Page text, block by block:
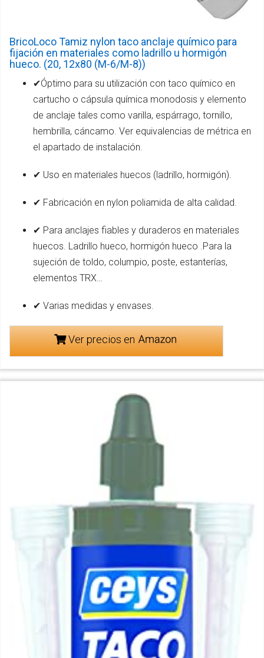
BricoLoco Tamiz nylon taco anclaje químico para
fijación en materiales como ladrillo u hormigón
hueco. (20, 12x80 (M-6/M-8))
✔Óptimo para su utilización con taco químico en
cartucho o cápsula química monodosis y elemento
de anclaje tales como varilla, espárrago, tornillo,
hembrilla, cáncamo. Ver equivalencias de métrica en
el apartado de instalación.
✔ Uso en materiales huecos (ladrillo, hormigón).
✔ Fabricación en nylon poliamida de alta calidad.
✔ Para anclajes fiables y duraderos en materiales
huecos. Ladrillo hueco, hormigón hueco .Para la
sujeción de toldo, columpio, poste, estanterías,
elementos TRX…
✔ Varias medidas y envases.
Ver precios en